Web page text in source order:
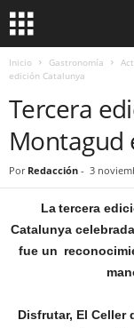
Inicio Gastronomía
edición Catalunya
Tercera
Montagud
Por Redacción - 3
Latercera
Catalunya
fue un
Disfrutar, El Celler